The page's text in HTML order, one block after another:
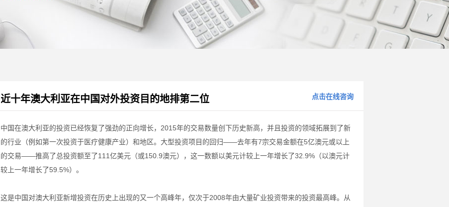
近十年澳大利亚在中国对外投资目的地排第二位 点击在线咨询
中国在澳大利亚的投资已经恢复了强劲的正向增长，2015年的交易数量创下历史新高，并且投资的领域拓展到了新
的行业（例如第一次投资于医疗健康产业）和地区。大型投资项目的回归——去年有7宗交易金额在5亿澳元或以上
的交易——推高了总投资额至了111亿美元（或150.9澳元），这一数额以美元计较上一年增长了32.9%（以澳元计
较上一年增长了59.5%）。
这是中国对澳大利亚新增投资在历史上出现的又一个高峰年，仅次于2008年由大量矿业投资带来的投资最高峰。从